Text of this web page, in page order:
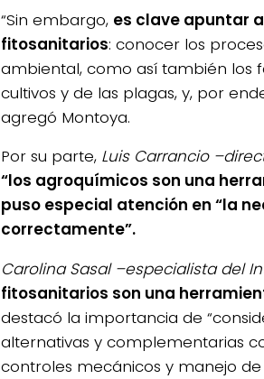
“Sin embargo, es clave apuntar
fitosanitarios: conocer los
ambiental, como así también los
cultivos y de las plagas, y, por
agregó Montoya.
Por su parte, Luis Carrancio
“los agroquímicos son una
puso especial atención en “la
correctamente”.
Carolina Sasal –especialista del
fitosanitarios son una
destacó la importancia de
alternativas y complementarias
controles mecánicos y manejo